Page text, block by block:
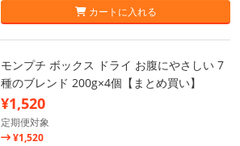
カートに入れる
モンプチ ボックス ドライ お腹にやさしい 7
種のブレンド 200g×4個【まとめ買い】
¥1,520
定期便対象
¥1,520